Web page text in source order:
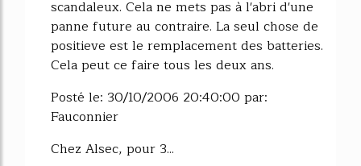
scandaleux. Cela ne mets pas à l'abri d'une
panne future au contraire. La seul chose de
positieve est le remplacement des batteries.
Cela peut ce faire tous les deux ans.
Posté le: 30/10/2006 20:40:00 par:
Fauconnier
Chez Alsec, pour 3...